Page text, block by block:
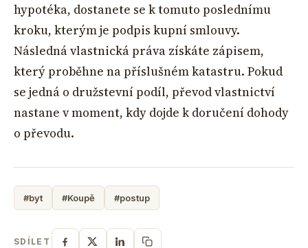
hypotéka, dostanete se k tomuto poslednímu
kroku, kterým je podpis kupní smlouvy.
Následná vlastnická práva získáte zápisem,
který proběhne na příslušném katastru. Pokud
se jedná o družstevní podíl, převod vlastnictví
nastane v moment, kdy dojde k doručení dohody
o převodu.
#byt #Koupě #postup
SDÍLET